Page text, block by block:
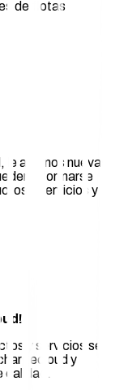
de flotas
abrimos nuevas
informarse
y servicios y
y servicios se
y